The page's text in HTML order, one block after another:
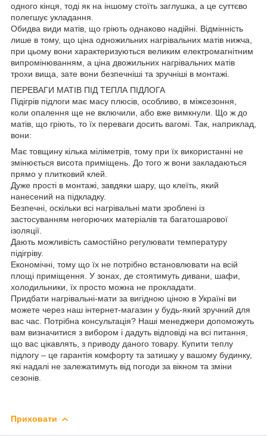
одного кінця, тоді як на іншому стоїть заглушка, а це суттєво
полегшує укладання.
Обидва види матів, що гріють однаково надійні. Відмінність
лише в тому, що ціна одножильних нагрівальних матів нижча,
при цьому вони характеризуються великим електромагнітним
випромінюванням, а ціна двожильних нагрівальних матів
трохи вища, зате вони безпечніші та зручніші в монтажі.
ПЕРЕВАГИ МАТІВ ПІД ТЕПЛА ПІДЛОГА
Підігрів підлоги має масу плюсів, особливо, в міжсезоння,
коли опалення ще не включили, або вже вимкнули. Що ж до
матів, що гріють, то їх переваги досить вагомі. Так, наприклад,
вони:
Має товщину кілька міліметрів, тому при їх використанні не
змінюється висота приміщень. До того ж вони закладаються
прямо у плитковий клей.
Дуже прості в монтажі, завдяки шару, що клеїть, який
нанесений на підкладку.
Безпечні, оскільки всі нагрівальні мати зроблені із
застосуванням негорючих матеріалів та багатошарової
ізоляції.
Дають можливість самостійно регулювати температуру
підігріву.
Економічні, тому що їх не потрібно встановлювати на всій
площі приміщення. У зонах, де стоятимуть дивани, шафи,
холодильники, їх просто можна не прокладати.
Придбати нагрівальні-мати за вигідною ціною в Україні ви
можете через наш інтернет-магазин у будь-який зручний для
вас час. Потрібна консультація? Наші менеджери допоможуть
вам визначитися з вибором і дадуть відповіді на всі питання,
що вас цікавлять, з приводу даного товару. Купити теплу
підлогу – це гарантія комфорту та затишку у вашому будинку,
які надалі не залежатимуть від погоди за вікном та зміни
сезонів.
Приховати